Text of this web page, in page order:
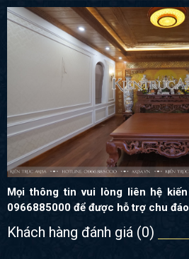
Mọi thông tin vui lòng liên hệ
0966885000 để được hỗ trợ chu
Khách hàng đánh giá (0)